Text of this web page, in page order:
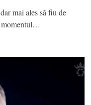
mai ales să fiu de
momentul…